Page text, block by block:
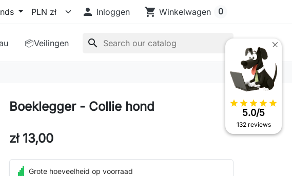
 Inloggen shopping_cart Winkelwagen 0
📦Veilingen search
Boeklegger - Collie hond
zł 13,00
Grote hoeveelheid op voorraad
star star star star star
5.0/5
132 reviews